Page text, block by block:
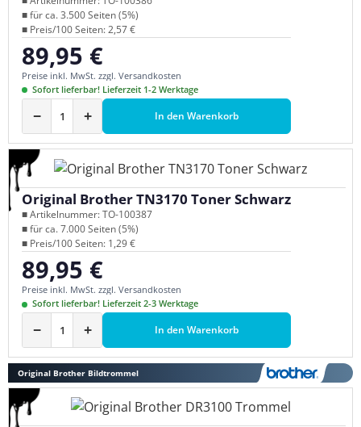
■ für ca. 3.500 Seiten (5%)
■ Preis/100 Seiten: 2,57 €
Regulärer Preis:
89,95 €
Preise inkl. MwSt. zzgl. Versandkosten
Sofort lieferbar! Lieferzeit 1-2 Werktage
− + In den Warenkorb
Original Brother TN3170 Toner Schwarz
■ Artikelnummer: TO-100387
■ für ca. 7.000 Seiten (5%)
■ Preis/100 Seiten: 1,29 €
Regulärer Preis:
89,95 €
Preise inkl. MwSt. zzgl. Versandkosten
Sofort lieferbar! Lieferzeit 2-3 Werktage
− + In den Warenkorb
Original Brother Bildtrommel